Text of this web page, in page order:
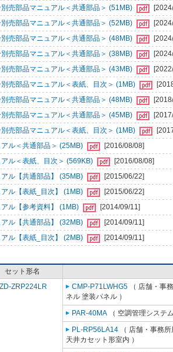
売部品マニュアル＜共通部品＞ (51MB)
売部品マニュアル＜共通部品＞ (52MB)
売部品マニュアル＜共通部品＞ (48MB)
売部品マニュアル＜共通部品＞ (38MB)
売部品マニュアル＜共通部品＞ (43MB)
売部品マニュアル＜表紙、目次＞ (1MB)
売部品マニュアル＜共通部品＞ (48MB)
売部品マニュアル＜共通部品＞ (45MB)
売部品マニュアル＜表紙、目次＞ (1MB)
ル＜共通部品＞ (25MB)
[2016/08/08]
ル＜表紙、目次＞ (569KB)
[2016/08/08]
ル【共通部品】 (35MB)
[2015/06/22]
ル【表紙_目次】 (1MB)
[2015/06/22]
ル【参考資料】 (1MB)
[2014/09/11]
ル【共通部品】 (32MB)
[2014/09/11]
ル【表紙_目次】 (2MB)
[2014/09/11]
セット形名
ZRP224LR
CMP-P71LWHG5 （ 店舗・事
ネル 塗装パネル ）
PAR-40MA （ 空調管理システ
PL-RP56LA14 （ 店舗・事務
天井カセット形室内 ）